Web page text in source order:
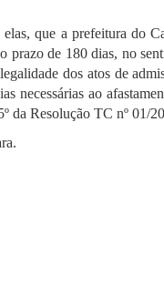
elas, que a prefeitura do
prazo de 180 dias, no
dos atos de
necessárias ao
da Resolução TC nº 01/